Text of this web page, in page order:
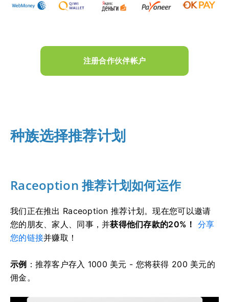
注册合作伙伴帐户
种族选择推荐计划
Raceoption 推荐计划如何运作
我们正在推出 Raceoption 推荐计划。现在您可以邀请
您的朋友、家人、同事，并获得他们存款的20%！ 分享
您的链接并赚取！
示例 ：推荐客户存入 1000 美元 - 您将获得 200 美元的
佣金。